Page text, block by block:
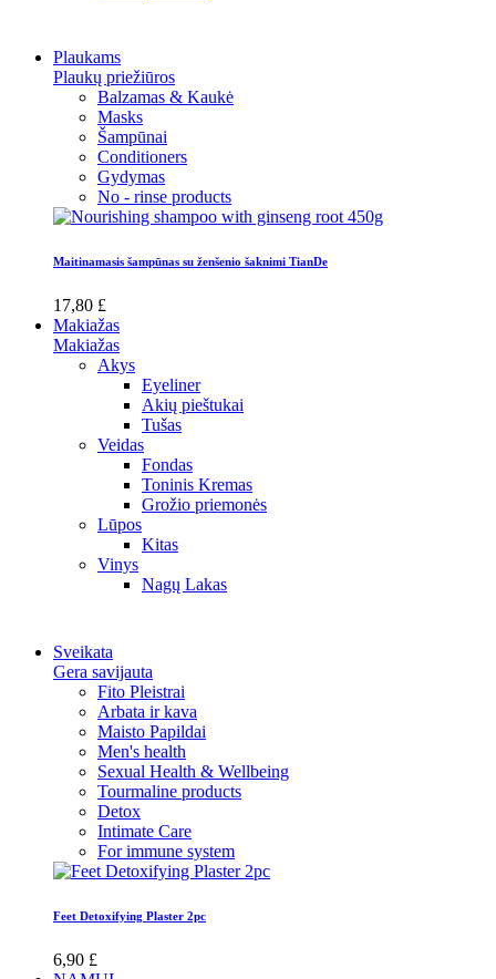
Plaukams
Plaukų priežiūros
Balzamas & Kaukė
Masks
Šampūnai
Conditioners
Gydymas
No - rinse products
Maitinamasis šampūnas su ženšenio šaknimi TianDe
17,80 £
Makiažas
Makiažas
Akys
Eyeliner
Akių pieštukai
Tušas
Veidas
Fondas
Toninis Kremas
Grožio priemonės
Lūpos
Kitas
Vinys
Nagų Lakas
Sveikata
Gera savijauta
Fito Pleistrai
Arbata ir kava
Maisto Papildai
Men's health
Sexual Health & Wellbeing
Tourmaline products
Detox
Intimate Care
For immune system
Feet Detoxifying Plaster 2pc
6,90 £